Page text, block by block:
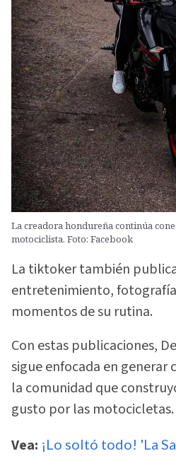
La creadora hondureña continúa
motociclista. Foto: Facebook
La tiktoker también
entretenimiento,
momentos de su rutina.
Con estas publicaciones,
sigue enfocada en
la comunidad que
gusto por las motocicletas.
Vea: ¡Lo soltó todo! 'La